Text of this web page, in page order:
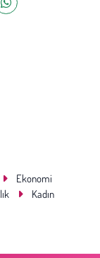
Ekonomi
Kadın